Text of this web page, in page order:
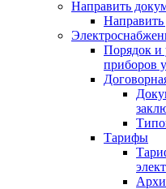
Направить
Порядок и
приборов
Тарифы